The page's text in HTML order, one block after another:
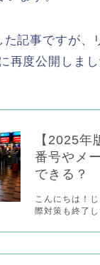
記事ですが、
再度公開しま
【2025
番号やメ
できる？
こんにちは！
際対策も終了